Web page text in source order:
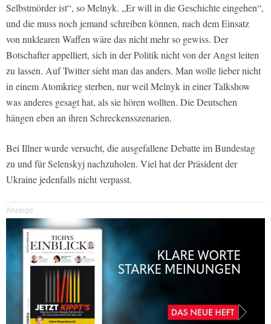
Selbstmörder ist“, so Melnyk. „Er will in die Geschichte eingehen“,
und die muss noch jemand schreiben können, nach dem Einsatz
von nuklearen Waffen wäre das nicht mehr so gewiss. Der
Botschafter appelliert, sich in der Politik nicht von der Angst leiten
zu lassen. Auf Twitter sieht man das anders. Man wolle lieber nicht
in einem Atomkrieg sterben, nur weil Melnyk in einer Talkshow
was anderes gesagt hat, als sie hören wollten. Die Deutschen
hängen eben an ihren Schreckensszenarien.
Bei Illner wurde versucht, die ausgefallene Debatte im Bundestag
zu und für Selenskyj nachzuholen. Viel hat der Präsident der
Ukraine jedenfalls nicht verpasst.
Anzeige